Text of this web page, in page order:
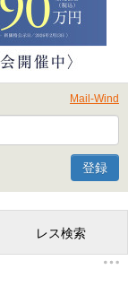
Mail-Wind
登録
レス検索